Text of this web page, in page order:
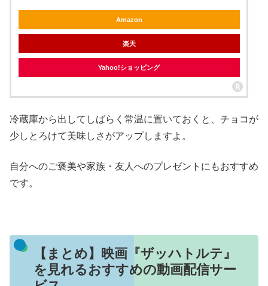
Amazon
楽天
Yahoo!ショッピング
冷蔵庫から出してしばらく常温に置いておくと、チョコが
少しとろけて美味しさがアップしますよ。
自分へのご褒美や家族・友人へのプレゼントにもおすすめ
です。
【まとめ】映画『ザッハトルテ』
を見れるおすすめの動画配信サー